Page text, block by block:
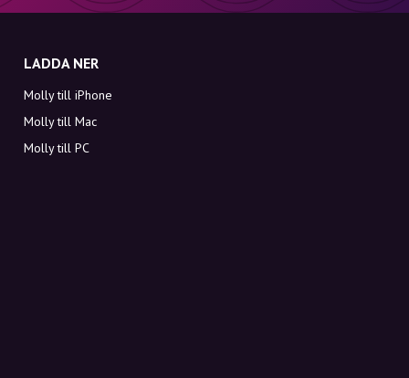
LADDA NER
Molly till iPhone
Molly till Mac
Molly till PC